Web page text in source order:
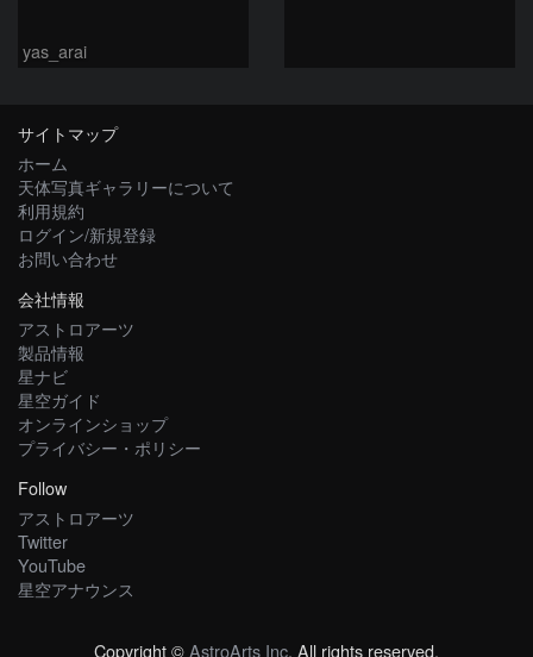
yas_arai
サイトマップ
ホーム
天体写真ギャラリーについて
利用規約
ログイン/新規登録
お問い合わせ
会社情報
アストロアーツ
製品情報
星ナビ
星空ガイド
オンラインショップ
プライバシー・ポリシー
Follow
アストロアーツ
Twitter
YouTube
星空アナウンス
Copyright ©AstroArts Inc. All rights reserved.